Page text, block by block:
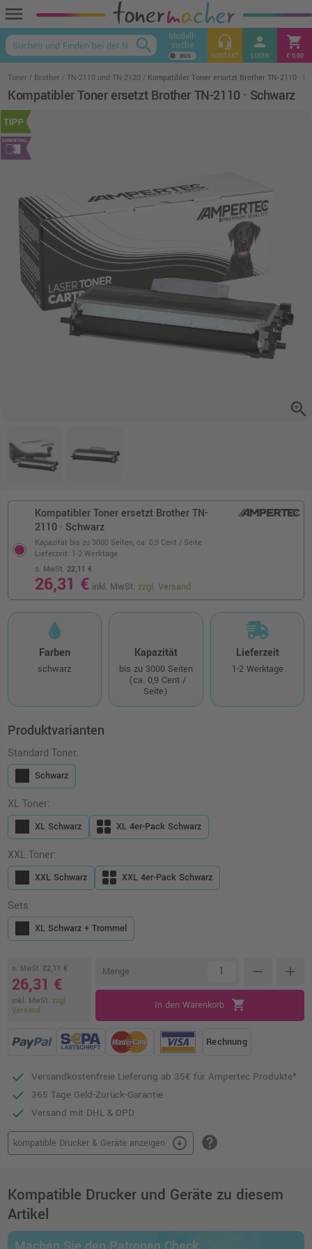
menu
keyboard_arrow_up
search Modell-
suche headset_mic
KONTAKT
person
LOGIN
shopping_cart
€ 0,00
Toner Brother TN-2110 und TN-2120 Kompatibler Toner ersetzt Brother TN-2110 ·
Kompatibler Toner ersetzt Brother TN-2110 · Schwarz
zoom_in
Kompatibler Toner ersetzt Brother TN-
2110 · Schwarz
Kapazität bis zu 3000 Seiten, ca. 0,9 Cent / Seite
o. MwSt. 22,11 €
26,31 € inkl. MwSt.zzgl. Versand
Lieferzeit: 1-2 Werktage
Farben
schwarz
Kapazität
bis zu 3000 Seiten
(ca. 0,9 Cent /
Seite)
Lieferzeit
1-2 Werktage
Produktvarianten
Standard Toner:
Schwarz
XL Toner:
XL Schwarz XL 4er-Pack Schwarz
XXL Toner:
XXL Schwarz XXL 4er-Pack Schwarz
Sets:
XL Schwarz + Trommel
o. MwSt. 22,11 €
26,31 €
inkl. MwSt. zzgl.
Versand
Menge remove add
In den Warenkorb shopping_cart
Rechnung
Versandkostenfreie Lieferung ab 35€ für Ampertec Produkte*
365 Tage Geld-Zurück-Garantie
Versand mit DHL & DPD
kompatible Drucker & Geräte anzeigen arrow_circle_down help
Kompatible Drucker und Geräte zu diesem
Artikel